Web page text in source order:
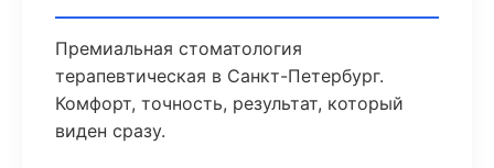
Премиальная стоматология
терапевтическая в Санкт-Петербург.
Комфорт, точность, результат, который
виден сразу.